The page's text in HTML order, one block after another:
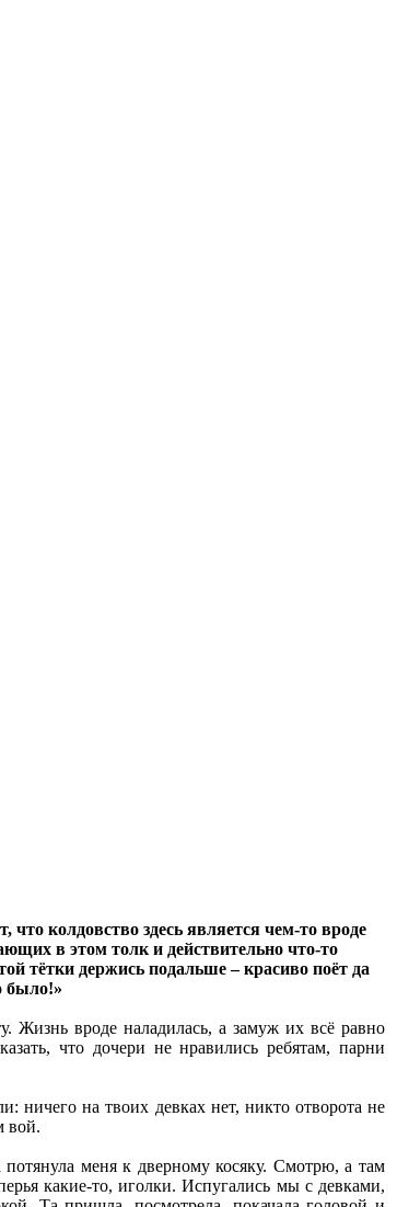
колдовство здесь является чем-то вроде
в этом толк и действительно что-то
тётки держись подальше – красиво поёт да
было!»
Жизнь вроде наладилась, а замуж их всё равно
что дочери не нравились ребятам, парни
ничего на твоих девках нет, никто отворота не
вой.
меня к дверному косяку. Смотрю, а там
какие-то, иголки. Испугались мы с девками,